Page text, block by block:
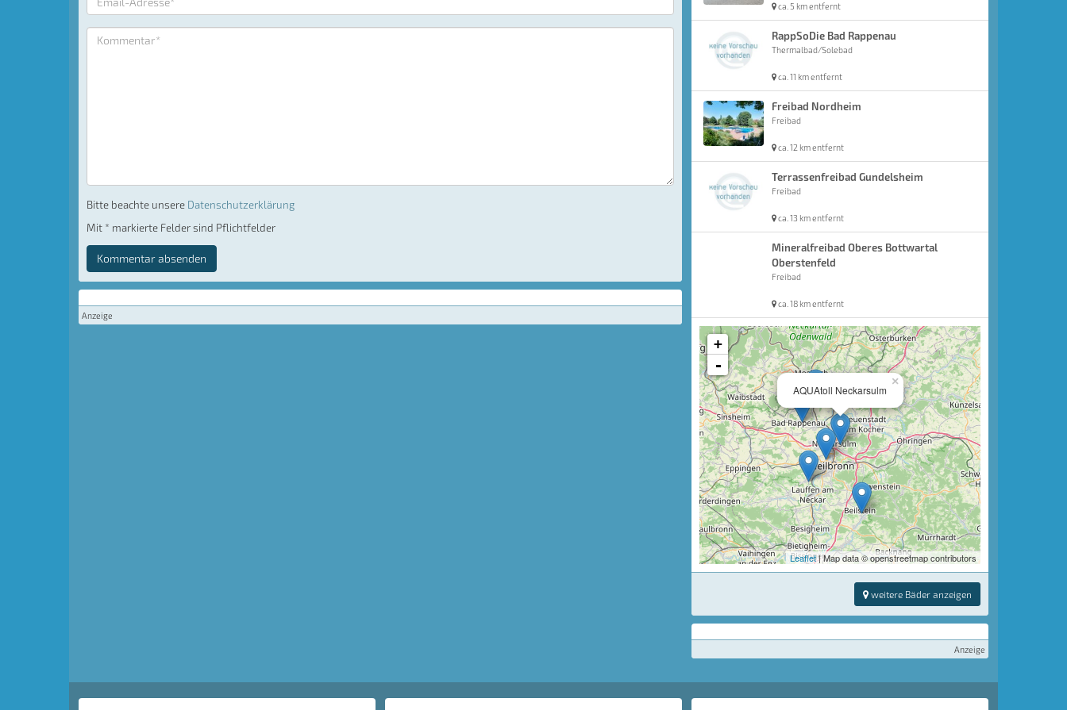
Bitte beachte unsere Datenschutzerklärung
Mit * markierte Felder sind Pflichtfelder
Kommentar absenden
Anzeige
ca. 5 km entfernt
RappSoDie Bad Rappenau
Thermalbad/Solebad
ca. 11 km entfernt
Freibad Nordheim
Freibad
ca. 12 km entfernt
Terrassenfreibad Gundelsheim
Freibad
ca. 13 km entfernt
Mineralfreibad Oberes Bottwartal
Oberstenfeld
Freibad
ca. 18 km entfernt
×
AQUAtoll Neckarsulm
+
-
Leaflet| Map data © openstreetmap contributors
weitere Bäder anzeigen
Anzeige